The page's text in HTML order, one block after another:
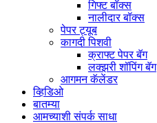
गिफ्ट बॉक्स
नालीदार बॉक्स
पेपर ट्यूब
कागदी पिशवी
क्राफ्ट पेपर बॅग
लक्झरी शॉपिंग बॅग
आगमन कॅलेंडर
व्हिडिओ
बातम्या
आमच्याशी संपर्क साधा